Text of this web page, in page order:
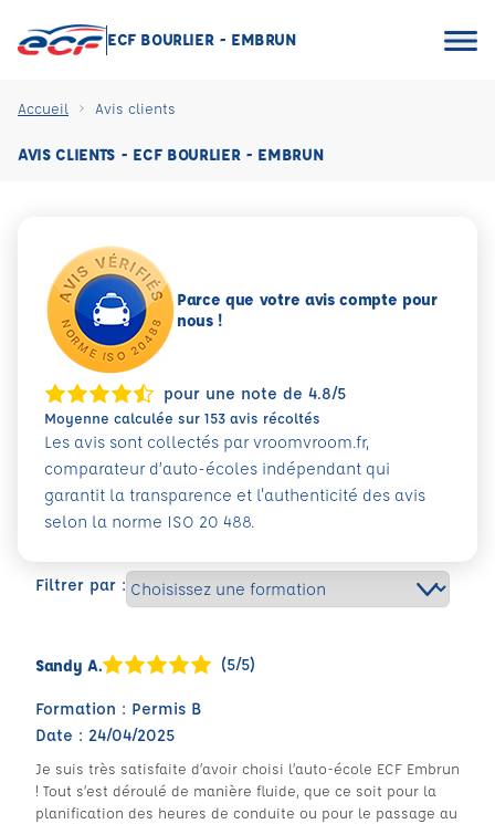
ECF BOURLIER - EMBRUN
Accueil Avis clients
AVIS CLIENTS - ECF BOURLIER - EMBRUN
Filtrer par :
Sandy A. (5/5)
Formation : Permis B
Date : 24/04/2025
Je suis très satisfaite d’avoir choisi l’auto-école ECF Embrun
! Tout s’est déroulé de manière fluide, que ce soit pour la
planification des heures de conduite ou pour le passage au
Parce que votre avis compte pour
nous !
pour une note de 4.8/5
Moyenne calculée sur 153 avis récoltés
Les avis sont collectés par vroomvroom.fr,
comparateur d’auto-écoles indépendant qui
garantit la transparence et l'authenticité des avis
selon la norme ISO 20 488.